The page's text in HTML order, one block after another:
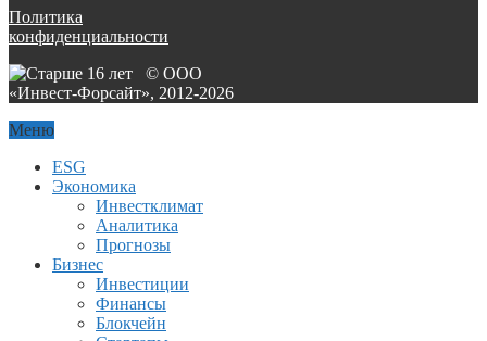
Политика
конфиденциальности
© ООО
«Инвест-Форсайт», 2012-2026
Меню
ESG
Экономика
Инвестклимат
Аналитика
Прогнозы
Бизнес
Инвестиции
Финансы
Блокчейн